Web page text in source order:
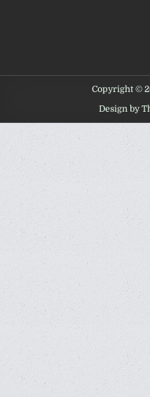
Copyright ©
Design by